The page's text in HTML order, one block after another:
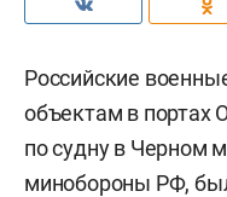
Российские
объектам в портах
по судну в Черном
минобороны РФ,